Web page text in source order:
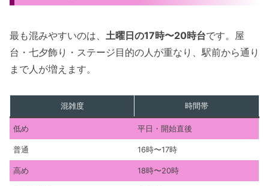
最も混みやすいのは、 土曜日の17時〜20時台です。屋
台・七夕飾り・ステージ目的の人が重なり、駅前から通り
まで人が増えます。
混雑度 時間帯
低め 平日・開始直後
普通 16時〜17時
高め 18時〜20時